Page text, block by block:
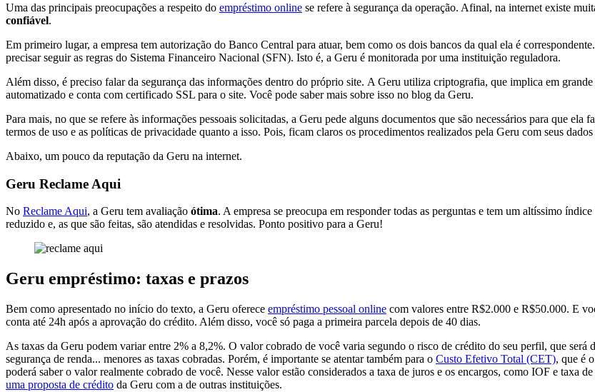
Uma das principais preocupações a respeito do empréstimo online se refere à segurança da operação. Afinal, na internet existe
confiável.
Em primeiro lugar, a empresa tem autorização do Banco Central para atuar, bem como os dois bancos da qual ela é
precisar seguir as regras do Sistema Financeiro Nacional (SFN). Isto é, a Geru é monitorada por uma instituição reguladora.
Além disso, é preciso falar da segurança das informações dentro do próprio site. A Geru utiliza criptografia, que implica em
automatizado e conta com certificado SSL para o site. Você pode saber mais sobre isso no blog da Geru.
Para mais, no que se refere às informações pessoais solicitadas, a Geru pede alguns documentos que são necessários para que
termos de uso e as políticas de privacidade quanto a isso. Pois, ficam claros os procedimentos realizados pela Geru com seus dados
Abaixo, um pouco da reputação da Geru na internet.
Geru Reclame Aqui
No Reclame Aqui, a Geru tem avaliação ótima. A empresa se preocupa em responder todas as perguntas e tem um altíssimo
reduzido e, as que são feitas, são atendidas e resolvidas. Ponto positivo para a Geru!
Geru empréstimo: taxas e prazos
Bem como apresentado no início do texto, a Geru oferece empréstimo pessoal online com valores entre R$2.000 e R$50.000. E
conta até 24h após a aprovação do crédito. Além disso, você só paga a primeira parcela depois de 40 dias.
As taxas da Geru podem variar entre 2% a 8,2%. O valor cobrado de você varia segundo o risco de crédito do seu perfil, que será
segurança de renda... menores as taxas cobradas. Porém, é importante se atentar também para o Custo Efetivo Total (CET), que é
poderá saber o valor realmente cobrado de você. Nesse valor estão considerados a taxa de juros e os encargos, como IOF e taxa
uma proposta de crédito da Geru com a de outras instituições.